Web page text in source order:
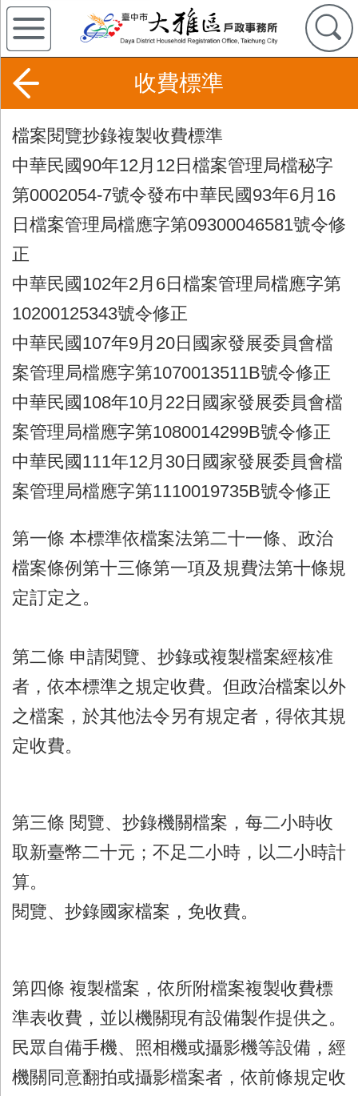
收費標準
檔案閱覽抄錄複製收費標準
中華民國90年12月12日檔案管理局檔秘字
第0002054-7號令發布中華民國93年6月16
日檔案管理局檔應字第09300046581號令修
正
中華民國102年2月6日檔案管理局檔應字第
10200125343號令修正
中華民國107年9月20日國家發展委員會檔
案管理局檔應字第1070013511B號令修正
中華民國108年10月22日國家發展委員會檔
案管理局檔應字第1080014299B號令修正
中華民國111年12月30日國家發展委員會檔
案管理局檔應字第1110019735B號令修正
第一條 本標準依檔案法第二十一條、政治
檔案條例第十三條第一項及規費法第十條規
定訂定之。
第二條 申請閱覽、抄錄或複製檔案經核准
者，依本標準之規定收費。但政治檔案以外
之檔案，於其他法令另有規定者，得依其規
定收費。
第三條 閱覽、抄錄機關檔案，每二小時收
取新臺幣二十元；不足二小時，以二小時計
算。
閱覽、抄錄國家檔案，免收費。
第四條 複製檔案，依所附檔案複製收費標
準表收費，並以機關現有設備製作提供之。
民眾自備手機、照相機或攝影機等設備，經
機關同意翻拍或攝影檔案者，依前條規定收